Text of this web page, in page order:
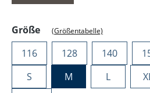
Größeauswählen
(Größentabelle)
116 128 140
S
M L